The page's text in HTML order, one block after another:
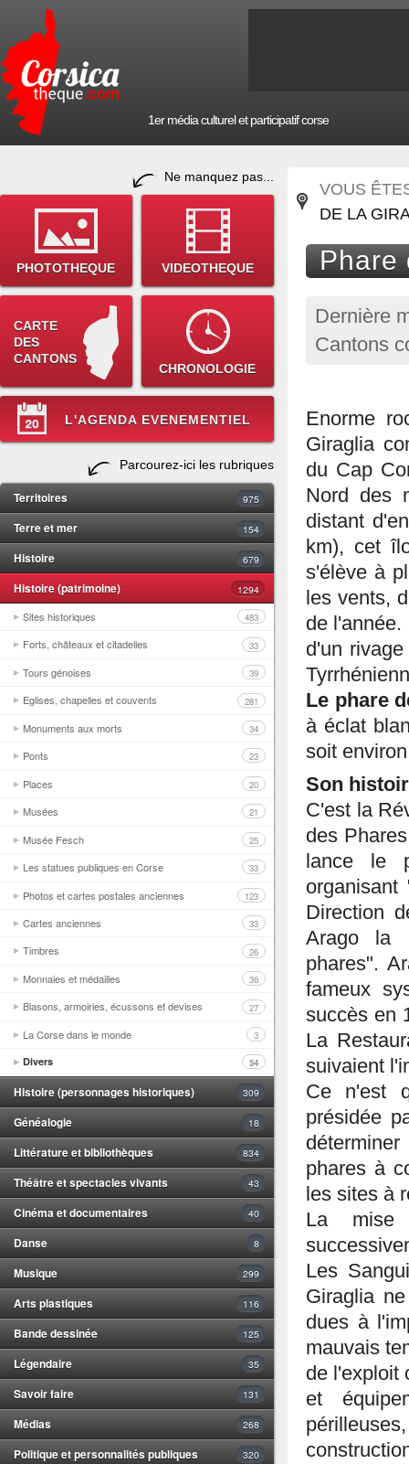
1er média culturel et participatif corse
Ne manquez pas...
PHOTOTHEQUE VIDEOTHEQUE
CARTE
DES
CANTONS
CHRONOLOGIE
L'AGENDA EVENEMENTIEL
Parcourez-ici les rubriques
Territoires 975
Terre et mer 154
Histoire 679
Histoire (patrimoine) 1294
Sites historiques 483
Forts, châteaux et citadelles 33
Tours génoises 39
Eglises, chapelles et couvents 281
Monuments aux morts 34
Ponts 23
Places 20
Musées 21
Musée Fesch 25
Les statues publiques en Corse 33
Photos et cartes postales anciennes 123
Cartes anciennes 33
Timbres 26
Monnaies et médailles 36
Blasons, armoiries, écussons et devises 27
La Corse dans le monde 3
Divers 54
Histoire (personnages historiques) 309
Généalogie 18
Littérature et bibliothèques 834
Théâtre et spectacles vivants 43
Cinéma et documentaires 40
Danse 8
Musique 299
Arts plastiques 116
Bande dessinée 125
Légendaire 35
Savoir faire 131
Médias 268
Politique et personnalités publiques 320
VOUS
DE LA
Phare
Dernière
Cantons
Enorme
Giraglia
du Cap
Nord des
distant
km), cet
s'élève à
les vents,
de
d'un
Le phare
à éclat
soit
Son
C'est la
des
lance le
Direction
Arago la
phares".
fameux
succès en
La
suivaient
Ce n'est
présidée
phares à
les sites à
La mise
Les
Giraglia
dues à
mauvais
de l'exploit
et